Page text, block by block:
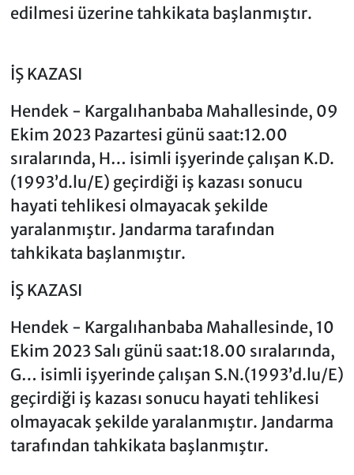
edilmesi üzerine tahkikata başlanmıştır.
İŞ KAZASI
Hendek - Kargalıhanbaba Mahallesinde, 09
Ekim 2023 Pazartesi günü saat:12.00
sıralarında, H… isimli işyerinde çalışan K.D.
(1993’d.lu/E) geçirdiği iş kazası sonucu
hayati tehlikesi olmayacak şekilde
yaralanmıştır. Jandarma tarafından
tahkikata başlanmıştır.
İŞ KAZASI
Hendek - Kargalıhanbaba Mahallesinde, 10
Ekim 2023 Salı günü saat:18.00 sıralarında,
G… isimli işyerinde çalışan S.N.(1993’d.lu/E)
geçirdiği iş kazası sonucu hayati tehlikesi
olmayacak şekilde yaralanmıştır. Jandarma
tarafından tahkikata başlanmıştır.